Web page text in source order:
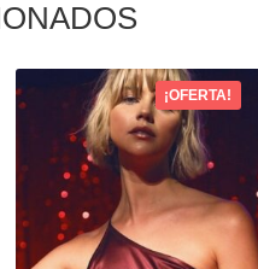
¡OFERTA!